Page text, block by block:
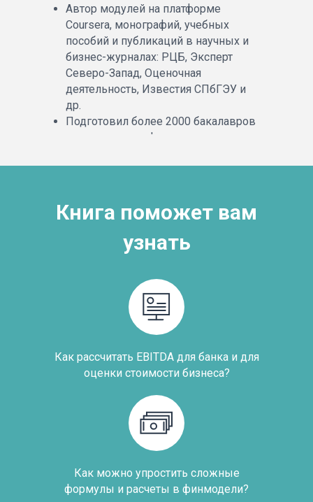
Автор модулей на платформе
Coursera, монографий, учебных
пособий и публикаций в научных и
бизнес-журналах: РЦБ, Эксперт
Северо-Запад, Оценочная
деятельность, Известия СПбГЭУ и
др.
Подготовил более 2000 бакалавров
и магистров по финансовым
Как рассчитать EBITDA для банка и для
оценки стоимости бизнеса?
Как можно упростить сложные
формулы и расчеты в финмодели?
Книга поможет вам
узнать